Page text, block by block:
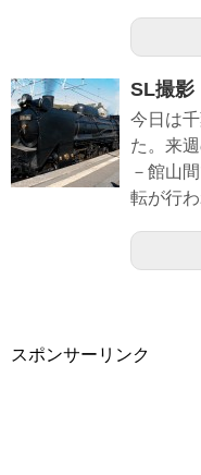
SL撮影
今日は
た。来
－館山
転が行
スポンサーリンク